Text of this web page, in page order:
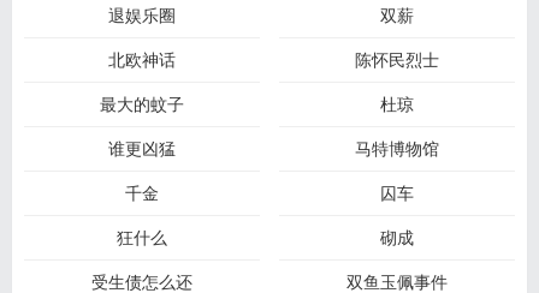
退娱乐圈
双薪
北欧神话
陈怀民烈士
最大的蚊子
杜琼
谁更凶猛
马特博物馆
千金
囚车
狂什么
砌成
受生债怎么还
双鱼玉佩事件